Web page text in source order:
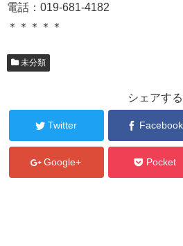
電話：019-681-4182
＊＊＊＊＊
未分類
シェアする
Twitter Facebook
Google+ Pocket